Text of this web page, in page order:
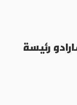
رئيسة